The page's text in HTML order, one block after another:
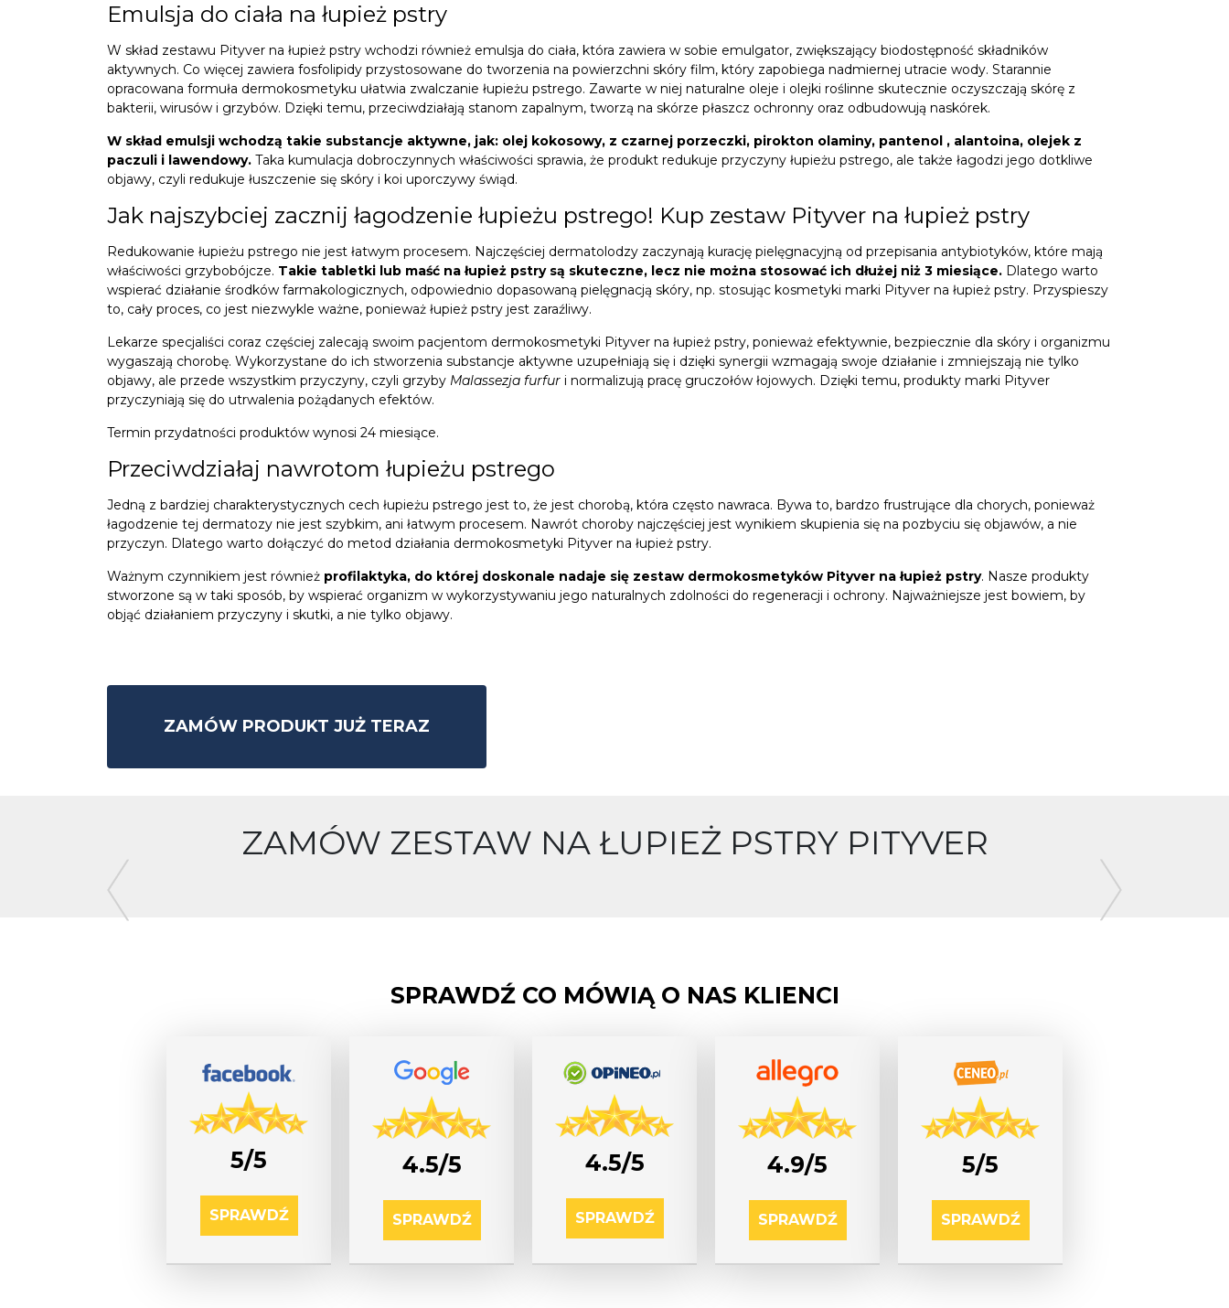
Emulsja do ciała na łupież pstry
W skład zestawu Pityver na łupież pstry wchodzi również emulsja do ciała, która zawiera w sobie emulgator, zwiększający biodostępność składników
aktywnych. Co więcej zawiera fosfolipidy przystosowane do tworzenia na powierzchni skóry film, który zapobiega nadmiernej utracie wody. Starannie
opracowana formuła dermokosmetyku ułatwia zwalczanie łupieżu pstrego. Zawarte w niej naturalne oleje i olejki roślinne skutecznie oczyszczają skórę z
bakterii, wirusów i grzybów. Dzięki temu, przeciwdziałają stanom zapalnym, tworzą na skórze płaszcz ochronny oraz odbudowują naskórek.
W skład emulsji wchodzą takie substancje aktywne, jak: olej kokosowy, z czarnej porzeczki, pirokton olaminy, pantenol , alantoina, olejek z
paczuli i lawendowy. Taka kumulacja dobroczynnych właściwości sprawia, że produkt redukuje przyczyny łupieżu pstrego, ale także łagodzi jego dotkliwe
objawy, czyli redukuje łuszczenie się skóry i koi uporczywy świąd.
Jak najszybciej zacznij łagodzenie łupieżu pstrego! Kup zestaw Pityver na łupież pstry
Redukowanie łupieżu pstrego nie jest łatwym procesem. Najczęściej dermatolodzy zaczynają kurację pielęgnacyjną od przepisania antybiotyków, które mają
właściwości grzybobójcze. Takie tabletki lub maść na łupież pstry są skuteczne, lecz nie można stosować ich dłużej niż 3 miesiące. Dlatego warto
wspierać działanie środków farmakologicznych, odpowiednio dopasowaną pielęgnacją skóry, np. stosując kosmetyki marki Pityver na łupież pstry. Przyspieszy
to, cały proces, co jest niezwykle ważne, ponieważ łupież pstry jest zaraźliwy.
Lekarze specjaliści coraz częściej zalecają swoim pacjentom dermokosmetyki Pityver na łupież pstry, ponieważ efektywnie, bezpiecznie dla skóry i organizmu
wygaszają chorobę. Wykorzystane do ich stworzenia substancje aktywne uzupełniają się i dzięki synergii wzmagają swoje działanie i zmniejszają nie tylko
objawy, ale przede wszystkim przyczyny, czyli grzyby Malassezja furfur i normalizują pracę gruczołów łojowych. Dzięki temu, produkty marki Pityver
przyczyniają się do utrwalenia pożądanych efektów.
Termin przydatności produktów wynosi 24 miesiące.
Przeciwdziałaj nawrotom łupieżu pstrego
Jedną z bardziej charakterystycznych cech łupieżu pstrego jest to, że jest chorobą, która często nawraca. Bywa to, bardzo frustrujące dla chorych, ponieważ
łagodzenie tej dermatozy nie jest szybkim, ani łatwym procesem. Nawrót choroby najczęściej jest wynikiem skupienia się na pozbyciu się objawów, a nie
przyczyn. Dlatego warto dołączyć do metod działania dermokosmetyki Pityver na łupież pstry.
Ważnym czynnikiem jest również profilaktyka, do której doskonale nadaje się zestaw dermokosmetyków Pityver na łupież pstry. Nasze produkty
stworzone są w taki sposób, by wspierać organizm w wykorzystywaniu jego naturalnych zdolności do regeneracji i ochrony. Najważniejsze jest bowiem, by
objąć działaniem przyczyny i skutki, a nie tylko objawy.
ZAMÓW PRODUKT JUŻ TERAZ
ZAMÓW ZESTAW NA ŁUPIEŻ PSTRY PITYVER
SPRAWDŹ CO MÓWIĄ O NAS KLIENCI
5/5
SPRAWDŹ
4.5/5
SPRAWDŹ
4.5/5
SPRAWDŹ
4.9/5
SPRAWDŹ
5/5
SPRAWDŹ